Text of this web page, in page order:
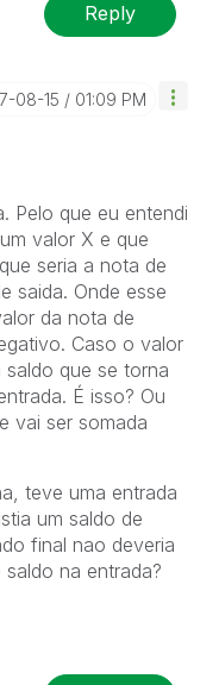
Reply
08-15 01:09 PM
Pelo que eu entendi
valor X e que
seria a nota de
saida. Onde esse
da nota de
Caso o valor
que se torna
É isso? Ou
vai ser somada
teve uma entrada
um saldo de
final nao deveria
na entrada?